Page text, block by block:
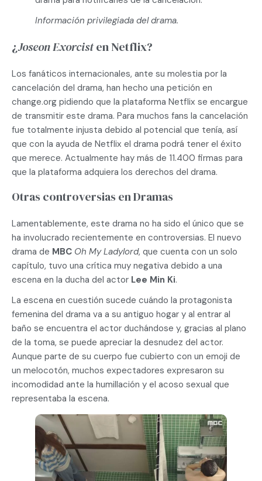
Información privilegiada del drama.
¿Joseon Exorcisten Netflix?
Los fanáticos internacionales, ante su molestia por la
cancelación del drama, han hecho una petición en
change.org pidiendo que la plataforma Netflix se encargue
de transmitir este drama. Para muchos fans la cancelación
fue totalmente injusta debido al potencial que tenía, así
que con la ayuda de Netflix el drama podrá tener el éxito
que merece. Actualmente hay más de 11.400 firmas para
que la plataforma adquiera los derechos del drama.
Otras controversias en Dramas
Lamentablemente, este drama no ha sido el único que se
ha involucrado recientemente en controversias. El nuevo
drama de MBC Oh My Ladylord, que cuenta con un solo
capítulo, tuvo una crítica muy negativa debido a una
escena en la ducha del actor Lee Min Ki.
La escena en cuestión sucede cuándo la protagonista
femenina del drama va a su antiguo hogar y al entrar al
baño se encuentra el actor duchándose y, gracias al plano
de la toma, se puede apreciar la desnudez del actor.
Aunque parte de su cuerpo fue cubierto con un emoji de
un melocotón, muchos expectadores expresaron su
incomodidad ante la humillación y el acoso sexual que
representaba la escena.